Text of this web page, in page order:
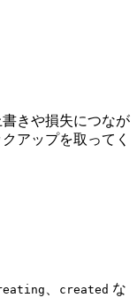
きや損失につなが
アップを取ってく
created な